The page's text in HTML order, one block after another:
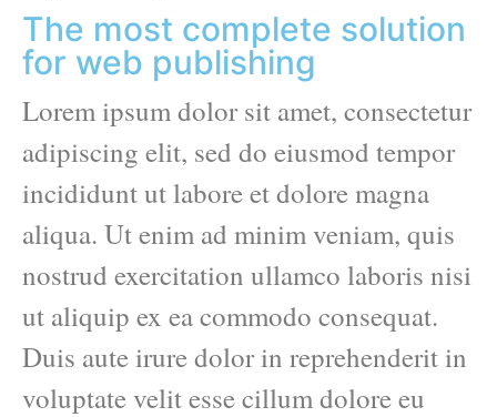
The most complete solution
for web publishing
Lorem ipsum dolor sit amet, consectetur
adipiscing elit, sed do eiusmod tempor
incididunt ut labore et dolore magna
aliqua. Ut enim ad minim veniam, quis
nostrud exercitation ullamco laboris nisi
ut aliquip ex ea commodo consequat.
Duis aute irure dolor in reprehenderit in
voluptate velit esse cillum dolore eu